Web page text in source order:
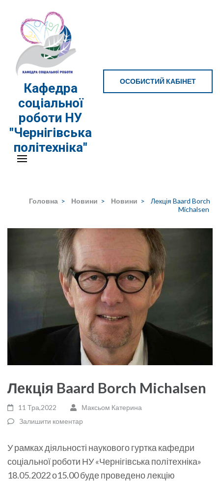
вмісту
(натисніть
Enter)
Кафедра
соціальної
роботи НУ
"Чернігівська
політехніка"
ОСОБИСТИЙ КАБІНЕТ
Головна > Новини > Новини >
Лекція Baard Borch
Michalsen
Лекція Baard Borch Michalsen
11 Тра,2022
Максьом Катерина
Залишити коментар
У рамках діяльності наукового гуртка кафедри
соціальної роботи НУ «Чернігівська політехніка»
18.05.2022 о15.00 буде проведено лекцію